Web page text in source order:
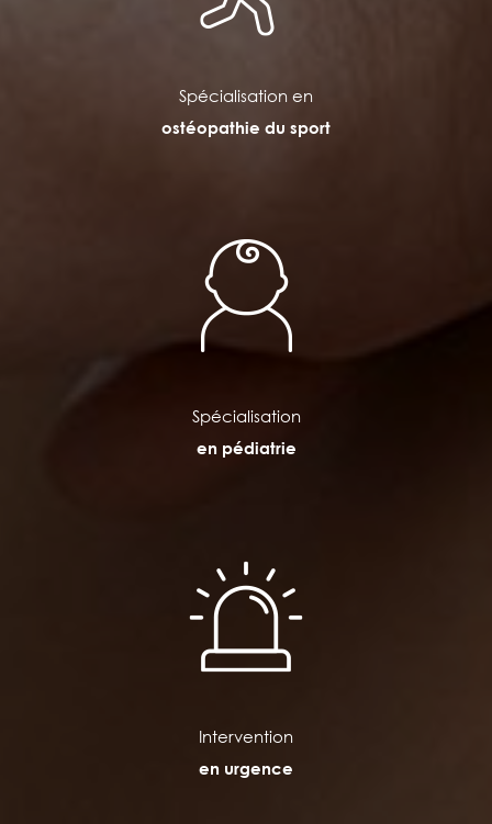
Spécialisation en
ostéopathie du sport
Spécialisation
en pédiatrie
Intervention
en urgence